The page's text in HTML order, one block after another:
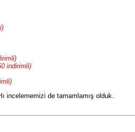
indirimli)
incelememizi de tamamlamış olduk.